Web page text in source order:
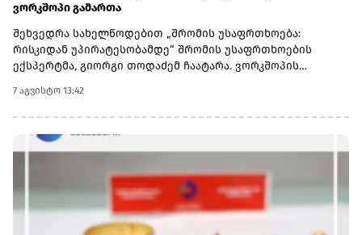
ვორკშოპი გამართა
შეხვედრა სახელწოდებით „შრომის უსაფრთხოება:
რისკიდან უპირატესობამდე“ შრომის უსაფრთხოების
ექსპერტმა, გიორგი თოდაძემ ჩაატარა. ვორკშოპის
იმის შესახებ, თუ როგორ იქცევა უსაფრთხოების
სტანდარტების დანერგვა ბიზნესის მდგრადი
განვითარების, ფინანსური სტაბილურობისა და
რეპუტაციის გაძლიერების ინსტრუმენტად.ღონისძიებაზე
როგორიცაა უსაფრთხოების ეკონომიკა და ინვესტიციის
უკუგება (ROI); როგორ გადაიქცეს უსაფრთხოება ბიზნესის
სტრატეგიულ უპირატესობად; თანამშრომელთა
რესურსების მართვა; ლიდერის როლი უსაფრთხოების
7 აგვისტო 13:42